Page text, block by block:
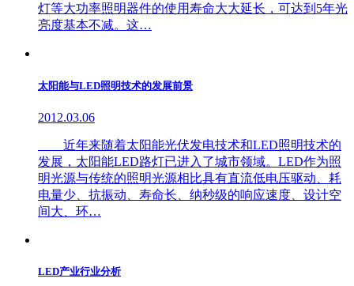
灯等大功率照明器件的使用寿命大大延长，可达到5年光
亮度基本不减。这…
太阳能与LED照明技术的发展前景
2012.03.06
近年来随着太阳能光伏发电技术和LED照明技术的
发展，太阳能LED路灯已进入了城市领域。LED作为照
明光源与传统的照明光源相比具有直流低电压驱动、耗
电量少、抗振动、寿命长、纳秒级的响应速度、设计空
间大、环…
LED产业行业分析